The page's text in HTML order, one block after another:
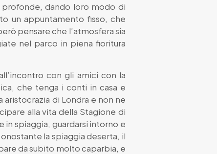
dando loro modo di
un appuntamento fisso, che
pensare che l’atmosfera sia
nel parco in piena fioritura
con gli amici con la
che tenga i conti in casa e
di Londra e non ne
alla vita della Stagione di
in spiaggia, guardarsi intorno e
la spiaggia deserta, il
da subito molto caparbia, e